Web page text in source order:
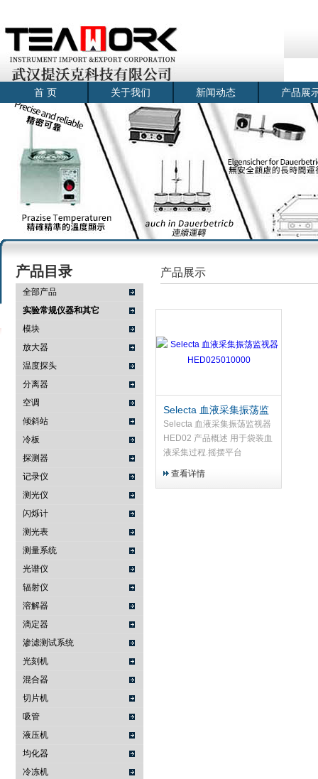
武汉提沃克科技有限公司
首 页 关于我们 新闻动态 产品展
产品目录
全部产品
实验常规仪器和其它
模块
放大器
温度探头
分离器
空调
倾斜站
冷板
探测器
记录仪
测光仪
闪烁计
测光表
测量系统
光谱仪
辐射仪
溶解器
滴定器
渗滤测试系统
光刻机
混合器
切片机
吸管
液压机
均化器
冷冻机
产品展示
Selecta 血液采集振荡监
视器 HED025010000
Selecta 血液采集振荡监视器
HED02 产品概述 用于袋装血
液采集过程.摇摆平台
查看详情